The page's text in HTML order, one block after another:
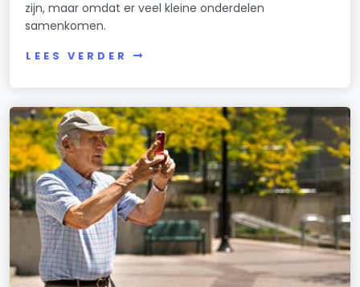
zijn, maar omdat er veel kleine onderdelen
samenkomen.
LEES VERDER